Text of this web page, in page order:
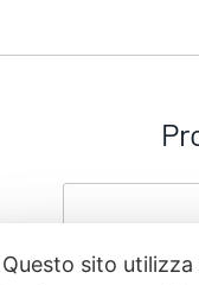
Questo sito